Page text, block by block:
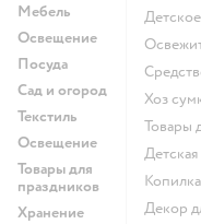
Мебель
Освещение
Посуда
Сад и огород
Текстиль
Освещение
Товары для
праздников
Хранение
хоз
Товары
Копилка
Декор